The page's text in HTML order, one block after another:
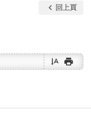
keyboard_arrow_left 回上頁
text_rotate_vertical print